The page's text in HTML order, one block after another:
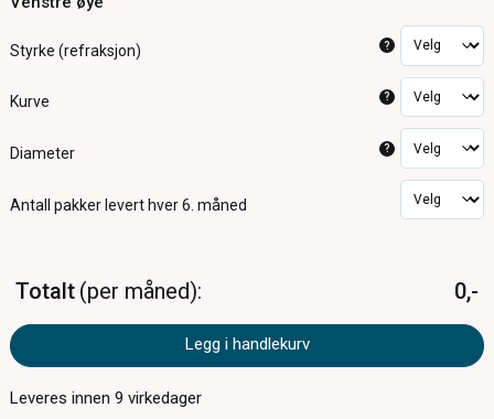
Styrke (refraksjon) ?
Kurve ?
Diameter ?
Antall pakker levert hver 6. måned
Totalt per måned 0,-
Legg i handlekurv
Leveres innen9 virkedager